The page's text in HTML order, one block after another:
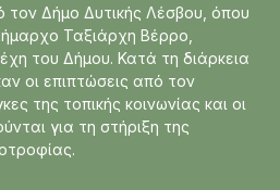
τον Δήμο Δυτικής Λέσβου, όπου
Ταξιάρχη Βέρρο,
του Δήμου. Κατά τη διάρκεια
οι επιπτώσεις από τον
της τοπικής κοινωνίας και οι
για τη στήριξη της